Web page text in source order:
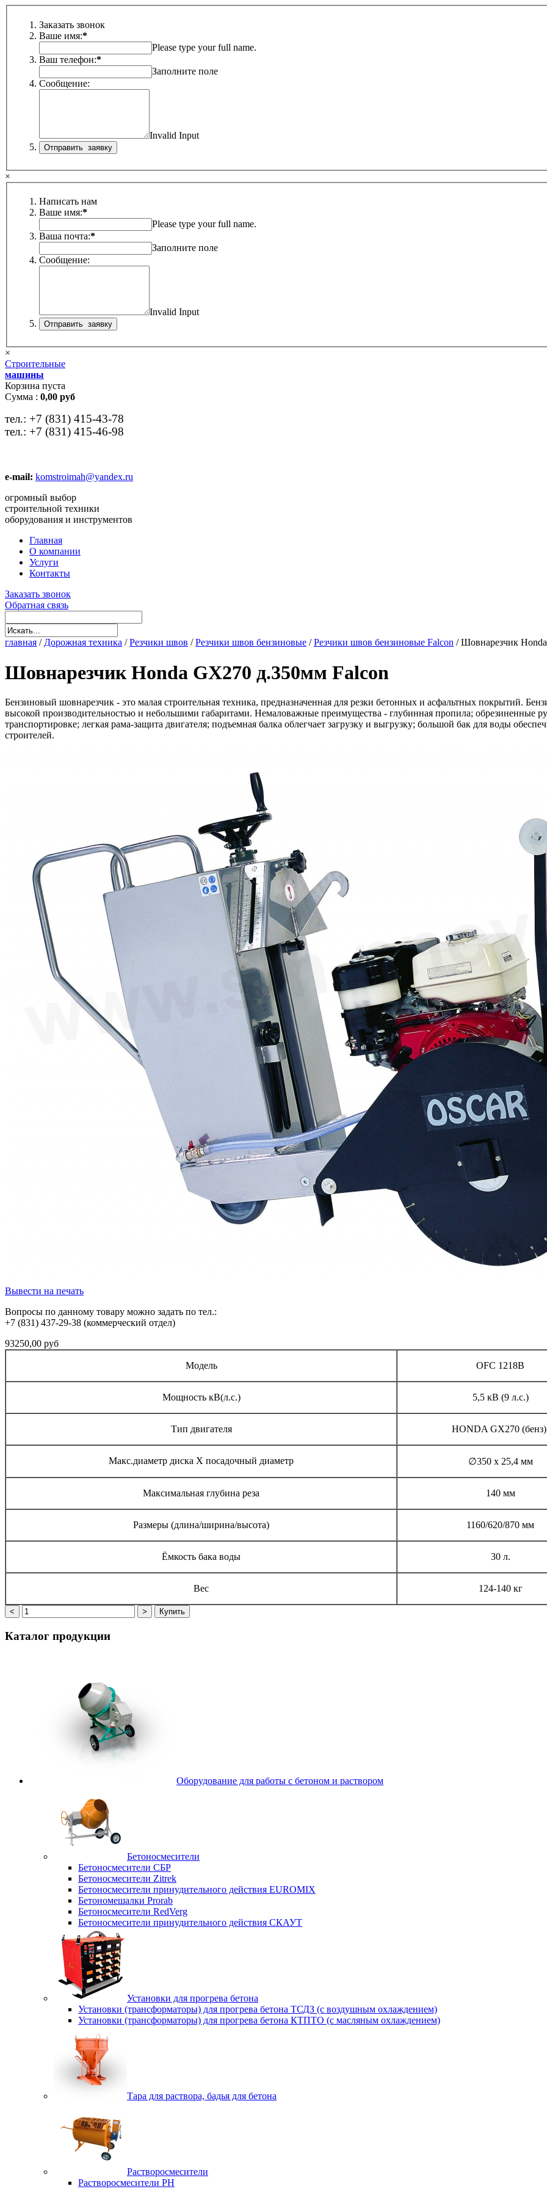
Заказать звонок
Ваше имя:*
Please type your full name.
Ваш телефон:*
Заполните поле
Сообщение:
Invalid Input
×
Написать нам
Ваше имя:*
Please type your full name.
Ваша почта:*
Заполните поле
Сообщение:
Invalid Input
×
Строительные
машины
Корзина пуста
Сумма : 0,00 руб
тел.: +7 (831) 415-43-78
тел.: +7 (831) 415-46-98
e-mail: komstroimah@yandex.ru
огромный выбор
строительной техники
оборудования и инструментов
Главная
О компании
Услуги
Контакты
Заказать звонок
Обратная связь
главная / Дорожная техника /Резчики швов /Резчики швов бензиновые /Резчики швов бензиновые Falcon /Шовнарезчик
Шовнарезчик Honda GX270 д.350мм Falcon
Бензиновый шовнарезчик - это малая строительная техника, предназначенная для резки бетонных и асфальтных покрытий.
высокой производительностью и небольшими габаритами. Немаловажные преимущества - глубинная пропила; обрезиненные
транспортировке; легкая рама-защита двигателя; подъемная балка облегчает загрузку и выгрузку; большой бак для воды
строителей.
Вывести на печать
Вопросы по данному товару можно задать по тел.:
+7 (831) 437-29-38 (коммерческий отдел)
93250,00 руб
Модель OFC 1218B
Мощность кВ(л.с.) 5,5 кВ (9 л.с.)
Тип двигателя HONDA GX270
Макс.диаметр диска Х посадочный диаметр ∅350 х 25,4 мм
Максимальная глубина реза 140 мм
Размеры (длина/ширина/высота) 1160/620/870 мм
Ёмкость бака воды 30 л.
Вес 124-140 кг
Каталог продукции
Оборудование для работы с бетоном и раствором
Бетоносмесители
Бетоносмесители СБР
Бетоносмесители Zitrek
Бетоносмесители принудительного действия EUROMIX
Бетономешалки Prorab
Бетоносмесители RedVerg
Бетоносмесители принудительного действия СКАУТ
Установки для прогрева бетона
Установки (трансформаторы) для прогрева бетона ТСДЗ (c воздушным охлаждением)
Установки (трансформаторы) для прогрева бетона КТПТО (c масляным охлаждением)
Тара для раствора, бадья для бетона
Растворосмесители
Растворосмесители РН